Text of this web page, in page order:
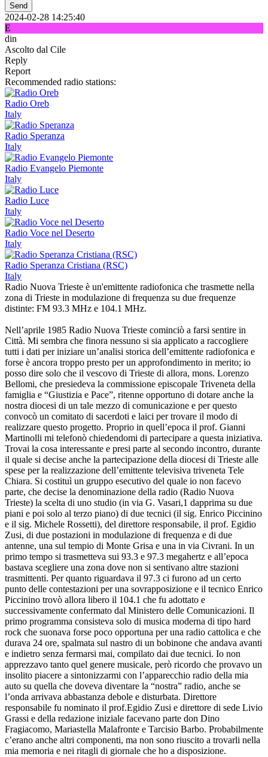
Send
2024-02-28 14:25:40
E
din
Ascolto dal Cile
Reply
Report
Recommended radio stations:
Radio Oreb
Italy
Radio Speranza
Italy
Radio Evangelo Piemonte
Italy
Radio Luce
Italy
Radio Voce nel Deserto
Italy
Radio Speranza Cristiana (RSC)
Italy
Radio Nuova Trieste è un'emittente radiofonica che trasmette nella
zona di Trieste in modulazione di frequenza su due frequenze
distinte: FM 93.3 MHz e 104.1 MHz.
Nell’aprile 1985 Radio Nuova Trieste cominciò a farsi sentire in
Città. Mi sembra che finora nessuno si sia applicato a raccogliere
tutti i dati per iniziare un’analisi storica dell’emittente radiofonica e
forse è ancora troppo presto per un approfondimento in merito; io
posso dire solo che il vescovo di Trieste di allora, mons. Lorenzo
Bellomi, che presiedeva la commissione episcopale Triveneta della
famiglia e “Giustizia e Pace”, ritenne opportuno di dotare anche la
nostra diocesi di un tale mezzo di comunicazione e per questo
convocò un comitato di sacerdoti e laici per trovare il modo di
realizzare questo progetto. Proprio in quell’epoca il prof. Gianni
Martinolli mi telefonò chiedendomi di partecipare a questa iniziativa.
Trovai la cosa interessante e presi parte al secondo incontro, durante
il quale si decise anche la partecipazione della diocesi di Trieste alle
spese per la realizzazione dell’emittente televisiva triveneta Tele
Chiara. Si costituì un gruppo esecutivo del quale io non facevo
parte, che decise la denominazione della radio (Radio Nuova
Trieste) la scelta di uno studio (in via G. Vasari,1 dapprima su due
piani e poi solo al terzo piano) di due tecnici (il sig. Enrico Piccinino
e il sig. Michele Rossetti), del direttore responsabile, il prof. Egidio
Zusi, di due postazioni in modulazione di frequenza e di due
antenne, una sul tempio di Monte Grisa e una in via Civrani. In un
primo tempo si trasmetteva sui 93.3 e 97.3 megahertz e all’epoca
bastava scegliere una zona dove non si sentivano altre stazioni
trasmittenti. Per quanto riguardava il 97.3 ci furono ad un certo
punto delle contestazioni per una sovrapposizione e il tecnico Enrico
Piccinino trovò allora libero il 104.1 che fu adottato e
successivamente confermato dal Ministero delle Comunicazioni. Il
primo programma consisteva solo di musica moderna di tipo hard
rock che suonava forse poco opportuna per una radio cattolica e che
durava 24 ore, spalmata sul nastro di un bobinone che andava avanti
e indietro senza fermarsi mai, compilato dai due tecnici. Io non
apprezzavo tanto quel genere musicale, però ricordo che provavo un
insolito piacere a sintonizzarmi con l’apparecchio radio della mia
auto su quella che doveva diventare la “nostra” radio, anche se
l’onda arrivava abbastanza debole e disturbata. Direttore
responsabile fu nominato il prof.Egidio Zusi e direttore di sede Livio
Grassi e della redazione iniziale facevano parte don Dino
Fragiacomo, Mariastella Malafronte e Tarcisio Barbo. Probabilmente
c’erano anche altri componenti, ma non sono riuscito a trovarli nella
mia memoria e nei ritagli di giornale che ho a disposizione.